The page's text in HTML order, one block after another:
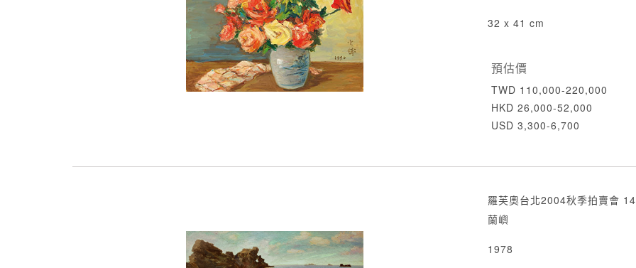
32 x 41 cm
預估價
TWD 110,000-220,000
HKD 26,000-52,000
USD 3,300-6,700
羅芙奧台北2004秋季拍賣會
蘭嶼
1978